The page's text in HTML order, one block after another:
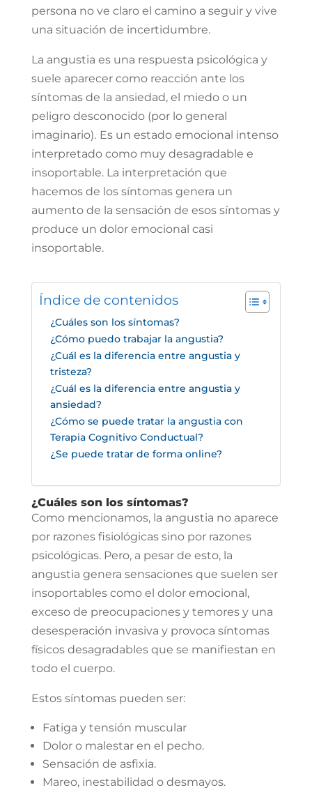
persona no ve claro el camino a seguir y vive
una situación de incertidumbre.⁣
La angustia es una respuesta psicológica y
suele aparecer como reacción ante los
síntomas de la ansiedad, el miedo o un
peligro desconocido (por lo general
imaginario). Es un estado emocional intenso
interpretado como muy desagradable e
insoportable. La interpretación que
hacemos de los síntomas genera un
aumento de la sensación de esos síntomas y
produce un dolor emocional casi
insoportable.
Índice de contenidos
¿Cuáles son los síntomas?
¿Cómo puedo trabajar la angustia?
¿Cuál es la diferencia entre angustia y
tristeza?
¿Cuál es la diferencia entre angustia y
ansiedad?
¿Cómo se puede tratar la angustia con
Terapia Cognitivo Conductual?
¿Se puede tratar de forma online?
¿Cuáles son los síntomas?
Como mencionamos, la angustia no aparece
por razones fisiológicas sino por razones
psicológicas. Pero, a pesar de esto, la
angustia genera sensaciones que suelen ser
insoportables como el dolor emocional,
exceso de preocupaciones y temores y una
desesperación invasiva y provoca síntomas
físicos desagradables que se manifiestan en
todo el cuerpo.
Estos síntomas pueden ser:
Fatiga y tensión muscular
Dolor o malestar en el pecho.
Sensación de asfixia.
Mareo, inestabilidad o desmayos.